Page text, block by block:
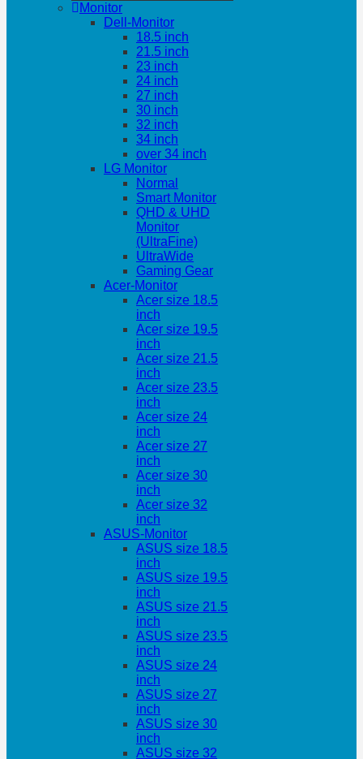
Monitor
Dell-Monitor
18.5 inch
21.5 inch
23 inch
24 inch
27 inch
30 inch
32 inch
34 inch
over 34 inch
LG Monitor
Normal
Smart Monitor
QHD & UHD
Monitor
(UltraFine)
UltraWide
Gaming Gear
Acer-Monitor
Acer size 18.5
inch
Acer size 19.5
inch
Acer size 21.5
inch
Acer size 23.5
inch
Acer size 24
inch
Acer size 27
inch
Acer size 30
inch
Acer size 32
inch
ASUS-Monitor
ASUS size 18.5
inch
ASUS size 19.5
inch
ASUS size 21.5
inch
ASUS size 23.5
inch
ASUS size 24
inch
ASUS size 27
inch
ASUS size 30
inch
ASUS size 32